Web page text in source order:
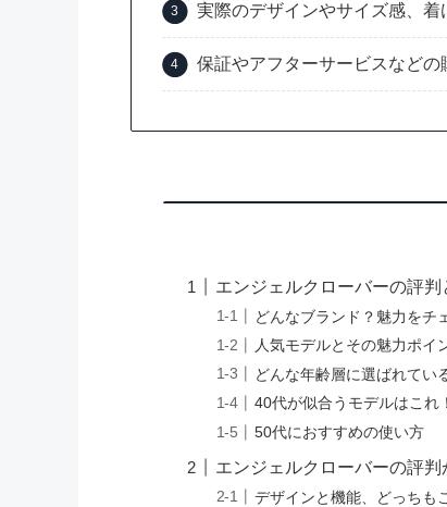
実際のデザインやサイズ感、着
保証やアフターサービスなどの
エンジェルクローバーの評判
どんなブランド？魅力をチ
人気モデルとその魅力ポイ
どんな年齢層に選ばれてい
40代が似合うモデルはこれ！
50代におすすめの使い方
エンジェルクローバーの評
デザインと機能、どっちも